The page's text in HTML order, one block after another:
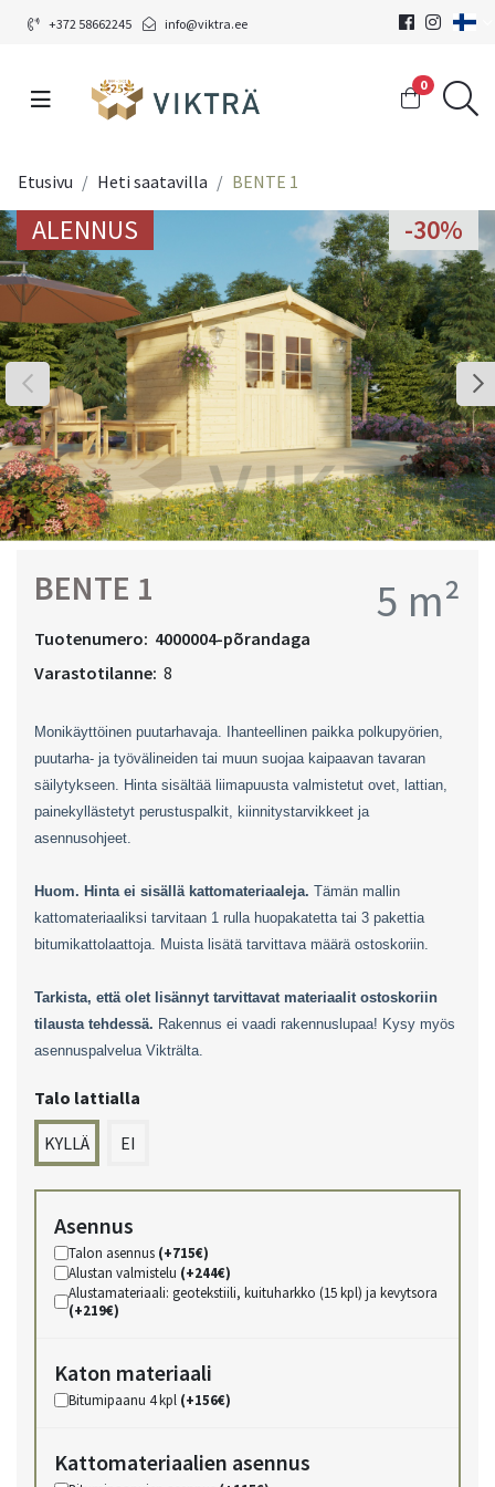
+372 58662245 info@viktra.ee
0
Etusivu Heti saatavilla BENTE 1
ALENNUS -30%
ALENNUS -30%
BENTE 1
Tuotenumero: 4000004-põrandaga
Varastotilanne: 8
5 m²
Monikäyttöinen puutarhavaja. Ihanteellinen paikka polkupyörien,
puutarha- ja työvälineiden tai muun suojaa kaipaavan tavaran
säilytykseen. Hinta sisältää liimapuusta valmistetut ovet, lattian,
painekyllästetyt perustuspalkit, kiinnitystarvikkeet ja
asennusohjeet.
Huom. Hinta ei sisällä kattomateriaaleja. Tämän mallin
kattomateriaaliksi tarvitaan 1 rulla huopakatetta tai 3 pakettia
bitumikattolaattoja. Muista lisätä tarvittava määrä ostoskoriin.
Tarkista, että olet lisännyt tarvittavat materiaalit ostoskoriin
tilausta tehdessä. Rakennus ei vaadi rakennuslupaa! Kysy myös
asennuspalvelua Vikträlta.
Talo lattialla
KYLLÄ EI
Asennus
Talon asennus (+715€)
Alustan valmistelu (+244€)
Alustamateriaali: geotekstiili, kuituharkko (15 kpl) ja kevytsora
(+219€)
Katon materiaali
Bitumipaanu 4 kpl (+156€)
Kattomateriaalien asennus